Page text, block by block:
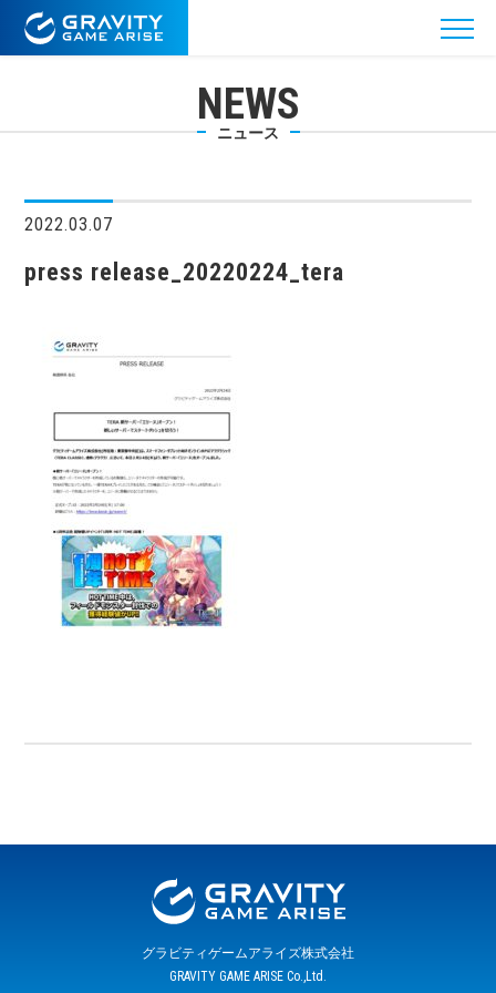
NEWS
ニュース
2022.03.07
press release_20220224_tera
グラビティゲームアライズ株式会社
GRAVITY GAME ARISE Co.,Ltd.